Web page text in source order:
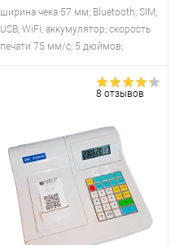
ширина чека 57 мм; Bluetooth; SIM;
USB; WiFi; аккумулятор; скорость
печати 75 мм/с; 5 дюймов;
8 отзывов